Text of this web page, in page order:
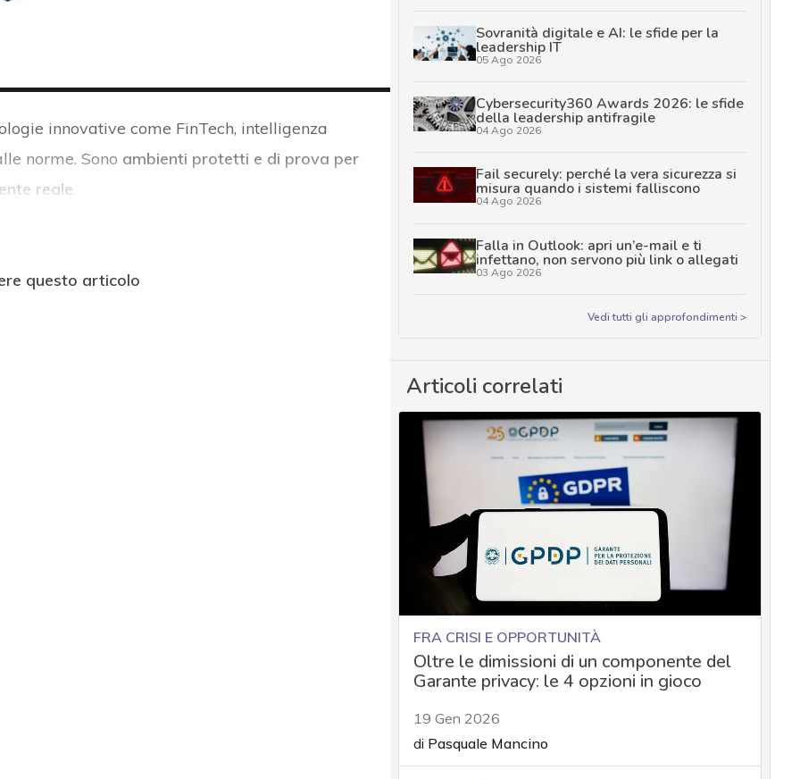
innovative come FinTech, intelligenza
norme. Sono ambienti protetti e di prova per
reale.
questo articolo
Sovranità digitale e AI: le sfide per la
leadership IT
05 Ago 2026
Cybersecurity360 Awards 2026: le sfide
della leadership antifragile
04 Ago 2026
Fail securely: perché la vera sicurezza si
misura quando i sistemi falliscono
04 Ago 2026
Falla in Outlook: apri un’e-mail e ti
infettano, non servono più link o allegati
03 Ago 2026
Vedi tutti gli approfondimenti >
Articoli correlati
FRA CRISI E OPPORTUNITÀ
Oltre le dimissioni di un componente del
Garante privacy: le 4 opzioni in gioco
19 Gen 2026
di Pasquale Mancino